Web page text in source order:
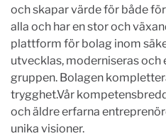
och skapar värde för både
alla och har en stor och
plattform för bolag inom
utvecklas, moderniseras
gruppen. Bolagen
trygghet.Vår
och äldre erfarna
unika visioner.